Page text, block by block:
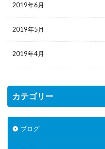
2019年6月
2019年5月
2019年4月
カテゴリー
ブログ